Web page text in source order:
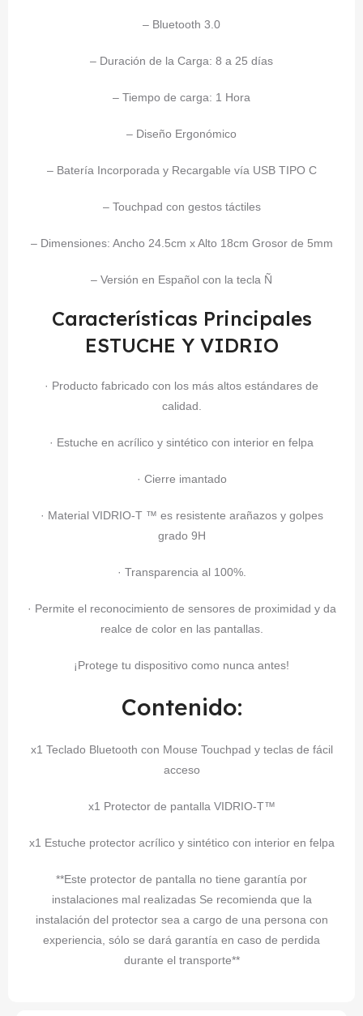
– Bluetooth 3.0
– Duración de la Carga: 8 a 25 días
– Tiempo de carga: 1 Hora
– Diseño Ergonómico
– Batería Incorporada y Recargable vía USB TIPO C
– Touchpad con gestos táctiles
– Dimensiones: Ancho 24.5cm x Alto 18cm Grosor de 5mm
– Versión en Español con la tecla Ñ
Características Principales
ESTUCHE Y VIDRIO
· Producto fabricado con los más altos estándares de
calidad.
· Estuche en acrílico y sintético con interior en felpa
· Cierre imantado
· Material VIDRIO-T ™ es resistente arañazos y golpes
grado 9H
· Transparencia al 100%.
· Permite el reconocimiento de sensores de proximidad y da
realce de color en las pantallas.
¡Protege tu dispositivo como nunca antes!
Contenido:
x1 Teclado Bluetooth con Mouse Touchpad y teclas de fácil
acceso
x1 Protector de pantalla VIDRIO-T™
x1 Estuche protector acrílico y sintético con interior en felpa
**Este protector de pantalla no tiene garantía por
instalaciones mal realizadas Se recomienda que la
instalación del protector sea a cargo de una persona con
experiencia, sólo se dará garantía en caso de perdida
durante el transporte**